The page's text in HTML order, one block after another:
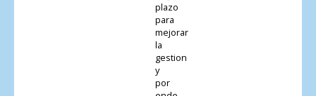
plazo
para
mejorar
la
gestion
y
por